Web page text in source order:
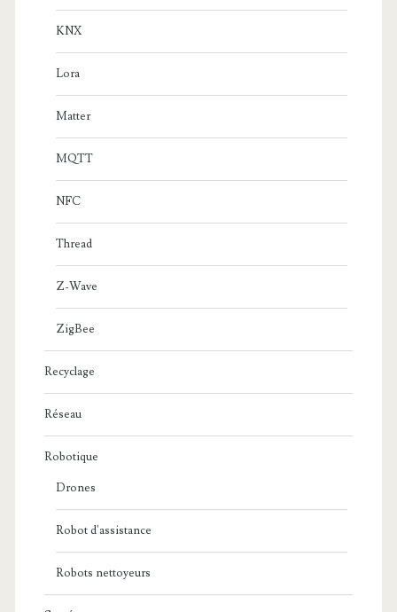
KNX
Lora
Matter
MQTT
NFC
Thread
Z-Wave
ZigBee
Recyclage
Réseau
Robotique
Drones
Robot d'assistance
Robots nettoyeurs